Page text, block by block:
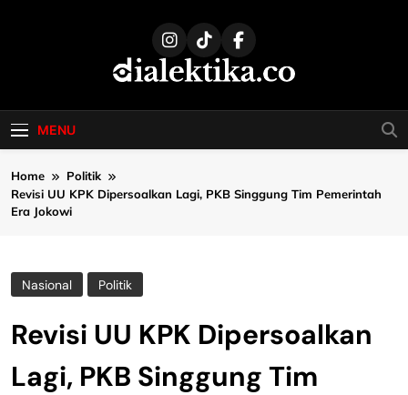
dialektika
MENU
Home
Politik
Revisi UU KPK Dipersoalkan Lagi, PKB Singgung Tim Pemerintah
Era Jokowi
Nasional Politik
Revisi UU KPK Dipersoalkan
Lagi, PKB Singgung Tim